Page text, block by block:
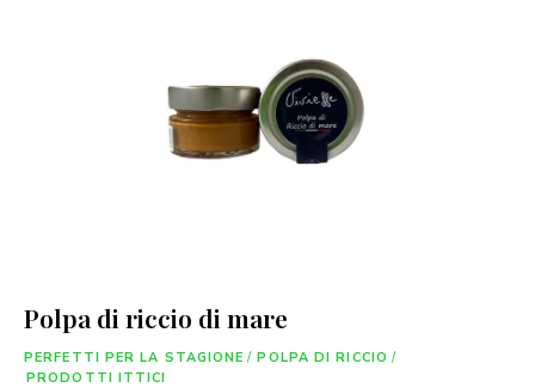
Polpa di riccio di mare
PERFETTI PER LA STAGIONE / POLPA DI RICCIO /
PRODOTTI ITTICI